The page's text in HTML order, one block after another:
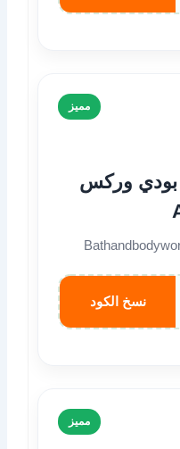
مميز
بودي وركس
نسخ الكود
مميز